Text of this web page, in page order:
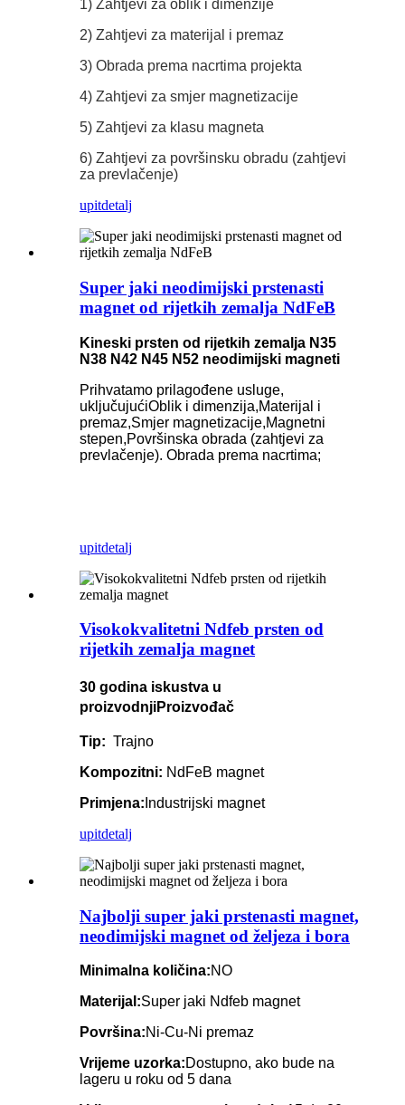
1) Zahtjevi za oblik i dimenzije
2) Zahtjevi za materijal i premaz
3) Obrada prema nacrtima projekta
4) Zahtjevi za smjer magnetizacije
5) Zahtjevi za klasu magneta
6) Zahtjevi za površinsku obradu (zahtjevi
za prevlačenje)
upitdetalj
Super jaki neodimijski prstenasti
magnet od rijetkih zemalja NdFeB
Kineski prsten od rijetkih zemalja N35
N38 N42 N45 N52 neodimijski magneti
Prihvatamo prilagođene usluge,
uključujućiOblik i dimenzija,Materijal i
premaz,Smjer magnetizacije,Magnetni
stepen,Površinska obrada (zahtjevi za
prevlačenje). Obrada prema nacrtima;
upitdetalj
Visokokvalitetni Ndfeb prsten od
rijetkih zemalja magnet
30 godina iskustva u
proizvodnjiProizvođač
Tip: Trajno
Kompozitni: NdFeB magnet
Primjena: Industrijski magnet
upitdetalj
Najbolji super jaki prstenasti magnet,
neodimijski magnet od željeza i bora
Minimalna količina:NO
Materijal:Super jaki Ndfeb magnet
Površina:Ni-Cu-Ni premaz
Vrijeme uzorka:Dostupno, ako bude na
lageru u roku od 5 dana